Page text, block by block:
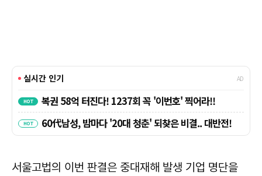
서울고법의 이번 판결은 중대재해 발생 기업 명단을